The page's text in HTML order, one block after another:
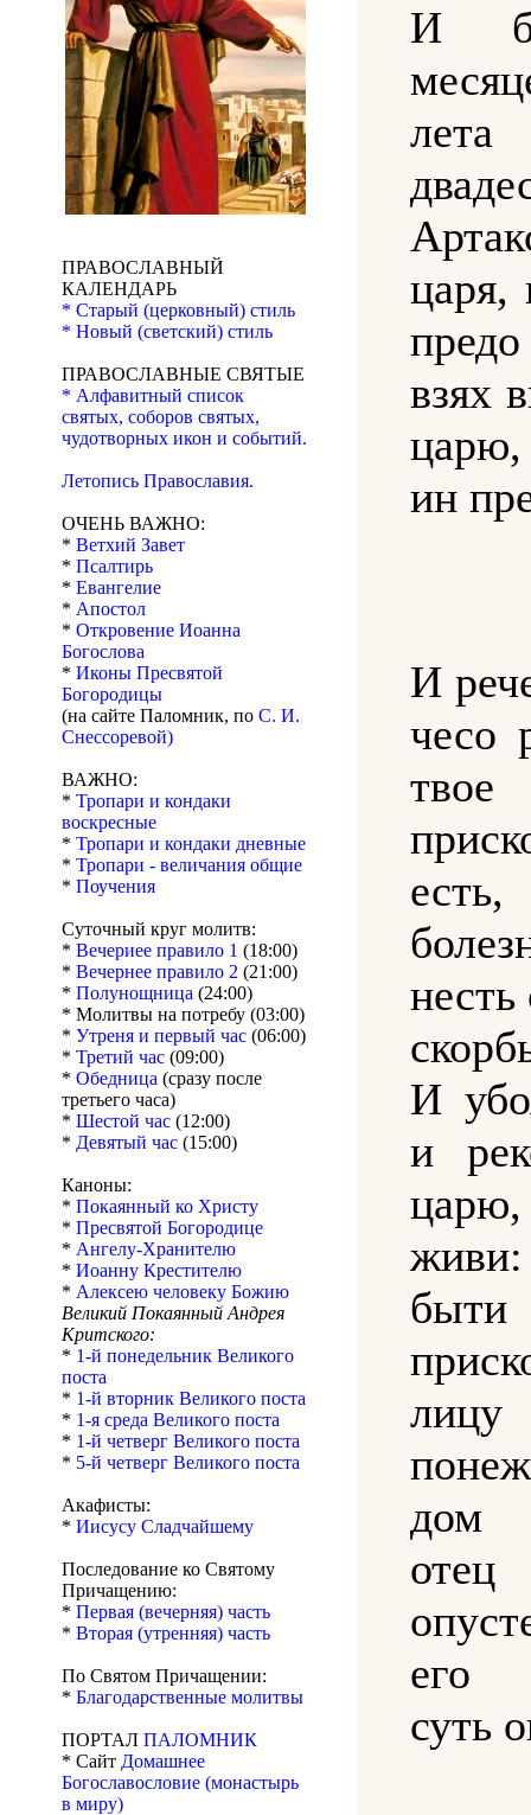
ПРАВОСЛАВНЫЙ
КАЛЕНДАРЬ
* Старый (церковный) стиль
* Новый (светский) стиль
ПРАВОСЛАВНЫЕ СВЯТЫЕ
* Алфавитный список
святых, соборов святых,
чудотворных икон и событий.
Летопись Православия.
ОЧЕНЬ ВАЖНО:
* Ветхий Завет
* Псалтирь
* Евангелие
* Апостол
* Откровение Иоанна
Богослова
* Иконы Пресвятой
Богородицы
(на сайте Паломник, по С. И.
Снессоревой)
ВАЖНО:
* Тропари и кондаки
воскресные
* Тропари и кондаки дневные
* Тропари - величания общие
* Поучения
Суточный круг молитв:
* Вечериее правило 1 (18:00)
* Вечернее правило 2 (21:00)
* Полунощница (24:00)
* Молитвы на потребу (03:00)
* Утреня и первый час (06:00)
* Третий час (09:00)
* Обедница (сразу после
третьего часа)
* Шестой час (12:00)
* Девятый час (15:00)
Каноны:
* Покаянный ко Христу
* Пресвятой Богородице
* Ангелу-Хранителю
* Иоанну Крестителю
* Алексею человеку Божию
Великий Покаянный Андрея
Критского:
* 1-й понедельник Великого
поста
* 1-й вторник Великого поста
* 1-я среда Великого поста
* 1-й четверг Великого поста
* 5-й четверг Великого поста
Акафисты:
* Иисусу Сладчайшему
Последование ко Святому
Причащению:
* Первая (вечерняя) часть
* Вторая (утренняя) часть
По Святом Причащении:
* Благодарственные молитвы
ПОРТАЛ ПАЛОМНИК
* Сайт Домашнее
Богославословие (монастырь
в миру)
И
лета
царя,
взях
ин
И
чесо
твое
несть
И
и
быти
дом
его
суть